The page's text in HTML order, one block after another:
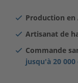
Production en
Artisanat de
Commande
jusqu'à 20